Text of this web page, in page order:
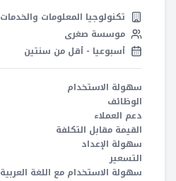
تتبع الوقت
تكنولوجيا المعلومات والخدمات
موسسة صغرى
أسبوعيا - أقل من سنتين
سهولة الاستخدام
الوظائف
دعم العملاء
القيمة مقابل التكلفة
سهولة الإعداد
التسعير
سهولة الاستخدام مع اللغة العربية